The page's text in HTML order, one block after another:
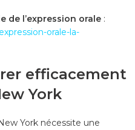
de l’expression orale :
orale-la-
efficacement
York
York nécessite une